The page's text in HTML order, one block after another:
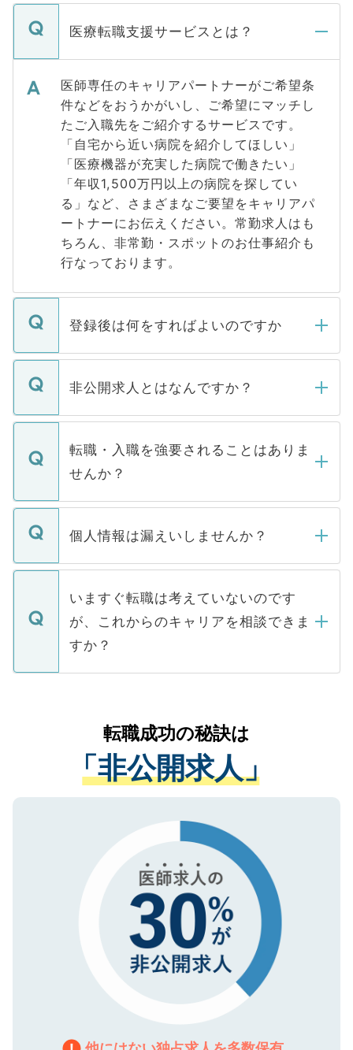
医療転職支援サービスとは？
医師専任のキャリアパートナーがご希望条
件などをおうかがいし、ご希望にマッチし
たご入職先をご紹介するサービスです。
「自宅から近い病院を紹介してほしい」
「医療機器が充実した病院で働きたい」
「年収1,500万円以上の病院を探してい
る」など、さまざまなご要望をキャリアパ
ートナーにお伝えください。常勤求人はも
ちろん、非常勤・スポットのお仕事紹介も
行なっております。
登録後は何をすればよいのですか
ご登録いただきましたら、弊社担当者がご
登録内容を確認し、その後メールもしくは
ます。通常、5営業日以内にはご連絡をせて
いただきますので、しばらくお待ちくださ
い。
非公開求人とはなんですか？
マイナビDOCTORで取り扱っている求人の
うち約3割は、Webサイトからご覧いただ
けない「非公開求人」です。非公開求人は
下記の理由によって、一般には公開してい
ません。
■応募殺到を避けるため 人気のある医療機
関を公にしてしまうと、応募が殺到する場
に、医療機関が求める条件に合った人材の
みを人材紹介会社に依頼するケースが増え
ています。
転職・入職を強要されることはありま
せんか？
転職・入職を強要することは一切ありませ
ん。また、仮に応募先から内定をいただい
定を承諾する必要はありません。内定先へ
の辞退の連絡はキャリアパートナーが行い
ますので、ご安心ください。
個人情報は漏えいしませんか？
個人情報が漏えいすることはありませんの
で、ご安心ください。当サイトからの登録
などで収集したご登録者様の個人情報は、
ご本人のキャリアアップおよび転職活動の
支援を目的に使用いたします。お預かりし
ているすべての個人データはご本人の許可
は、個人情報の取り扱いについての厳密な
管理基準を満たした事業者のみに付与され
る、プライバシーマークを取得済みです。
ご登録いただいた個人情報は、SSL（デー
で、機密保持に関してもご安心ください。
いますぐ転職は考えていないのです
が、これからのキャリアを相談できま
すか？
かがいして、現在の医療機関の状況や紹介
経験をまじえながら、適切なアドバイスを
させていただきます。すぐにご転職をされ
ない方には、長期的なサポートが可能です
ので、まずはご登録ください。
転職成功の秘訣は
「非公開求人」